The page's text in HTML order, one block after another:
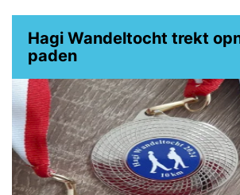
Hagi Wandeltocht trekt
paden